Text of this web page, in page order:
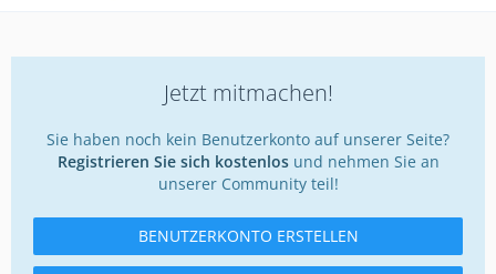
Jetzt mitmachen!
Sie haben noch kein Benutzerkonto auf unserer Seite?
Registrieren Sie sich kostenlosund nehmen Sie an
unserer Community teil!
BENUTZERKONTO ERSTELLEN